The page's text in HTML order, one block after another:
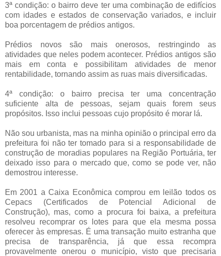
3ª condição: o bairro deve ter uma combinação de edifícios
com idades e estados de conservação variados, e incluir
boa porcentagem de prédios antigos.
Prédios novos são mais onerosos, restringindo as
atividades que neles podem acontecer. Prédios antigos são
mais em conta e possibilitam atividades de menor
rentabilidade, tornando assim as ruas mais diversificadas.
4ª condição: o bairro precisa ter uma concentração
suficiente alta de pessoas, sejam quais forem seus
propósitos. Isso inclui pessoas cujo propósito é morar lá.
Não sou urbanista, mas na minha opinião o principal erro da
prefeitura foi não ter tomado para si a responsabilidade de
construção de moradias populares na Região Portuária, ter
deixado isso para o mercado que, como se pode ver, não
demostrou interesse.
Em 2001 a Caixa Econômica comprou em leilão todos os
Cepacs (Certificados de Potencial Adicional de
Construção), mas, como a procura foi baixa, a prefeitura
resolveu recomprar os lotes para que ela mesma possa
oferecer às empresas. É uma transação muito estranha que
precisa de transparência, já que essa recompra
provavelmente onerou o município, visto que precisaria